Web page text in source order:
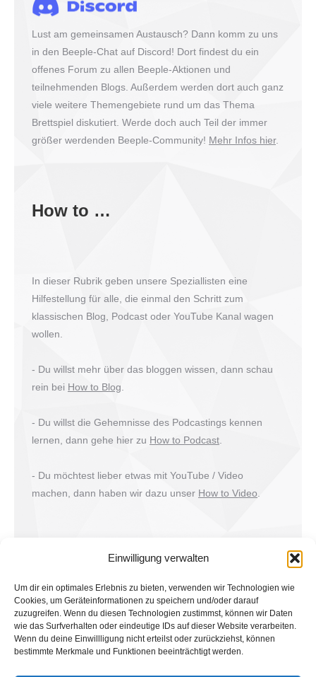
Einwilligung verwalten
Um dir ein optimales Erlebnis zu bieten, verwenden wir Technologien wie
Cookies, um Geräteinformationen zu speichern und/oder darauf
zuzugreifen. Wenn du diesen Technologien zustimmst, können wir Daten
wie das Surfverhalten oder eindeutige IDs auf dieser Website verarbeiten.
Wenn du deine Einwillligung nicht erteilst oder zurückziehst, können
bestimmte Merkmale und Funktionen beeinträchtigt werden.
Lust am gemeinsamen Austausch? Dann komm zu uns
in den Beeple-Chat auf Discord! Dort findest du ein
offenes Forum zu allen Beeple-Aktionen und
teilnehmenden Blogs. Außerdem werden dort auch ganz
viele weitere Themengebiete rund um das Thema
Brettspiel diskutiert. Werde doch auch Teil der immer
größer werdenden Beeple-Community! Mehr Infos hier.
How to …
In dieser Rubrik geben unsere Speziallisten eine
Hilfestellung für alle, die einmal den Schritt zum
klassischen Blog, Podcast oder YouTube Kanal wagen
wollen.
- Du willst mehr über das bloggen wissen, dann schau
rein bei How to Blog.
- Du willst die Gehemnisse des Podcastings kennen
lernen, dann gehe hier zu How to Podcast.
- Du möchtest lieber etwas mit YouTube / Video
machen, dann haben wir dazu unser How to Video.